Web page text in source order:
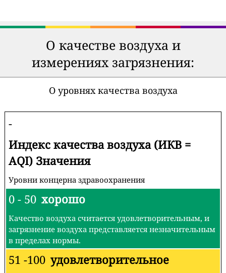
О качестве воздуха и
измерениях загрязнения:
О уровнях качества воздуха
-
Индекс качества воздуха (ИКВ =
AQI) Значения
Уровни концерна здравоохранения
0 - 50 хорошо
Качество воздуха считается удовлетворительным, и
загрязнение воздуха представляется незначительным
в пределах нормы.
51 -100 удовлетворительное